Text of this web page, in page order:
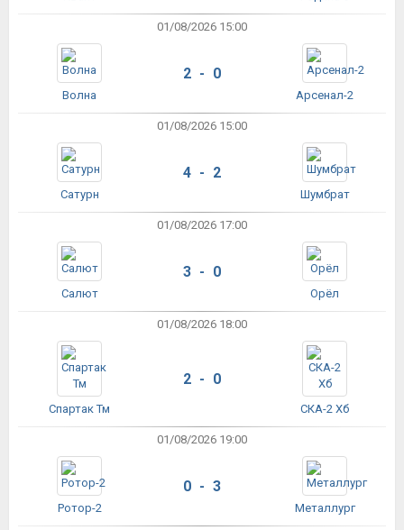
01/08/2026 15:00
Волна
2 - 0
Арсенал-2
01/08/2026 15:00
Сатурн
4 - 2
Шумбрат
01/08/2026 17:00
Салют
3 - 0
Орёл
01/08/2026 18:00
Спартак Тм
2 - 0
СКА-2 Хб
01/08/2026 19:00
Ротор-2
0 - 3
Металлург